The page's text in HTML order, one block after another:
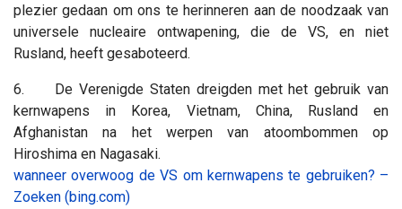
plezier gedaan om ons te herinneren aan de noodzaak van
universele nucleaire ontwapening, die de VS, en niet
Rusland, heeft gesaboteerd.
6. De Verenigde Staten dreigden met het gebruik van
kernwapens in Korea, Vietnam, China, Rusland en
Afghanistan na het werpen van atoombommen op
Hiroshima en Nagasaki.
wanneer overwoog de VS om kernwapens te gebruiken? –
Zoeken (bing.com)